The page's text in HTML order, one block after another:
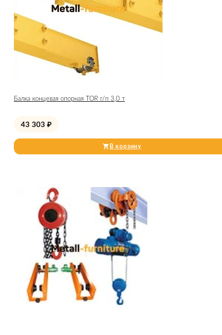
Балка концевая опорная TOR г/п 3,0 т
43 303 ₽
В корзину